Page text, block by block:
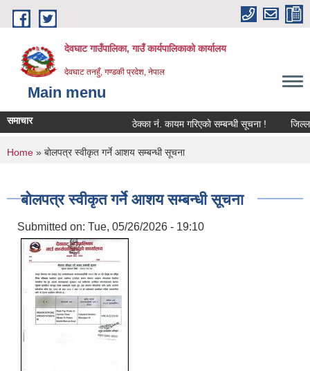
Skip to main content
देवघाट गाउँपालिका, गाउँ कार्यपालिकाको कार्यालय
देवघाट तनहुँ, गण्डकी प्रदेश, नेपाल
Main menu
समाचार ठेक्का नंं. कायम गरिएको सम्बन्धी सूचना !
You are here
Home » बोलपत्र स्वीकृत गर्ने आशय सम्बन्धी सूचना
बोलपत्र स्वीकृत गर्ने आशय सम्बन्धी सूचना
Submitted on: Tue, 05/26/2026 - 19:10